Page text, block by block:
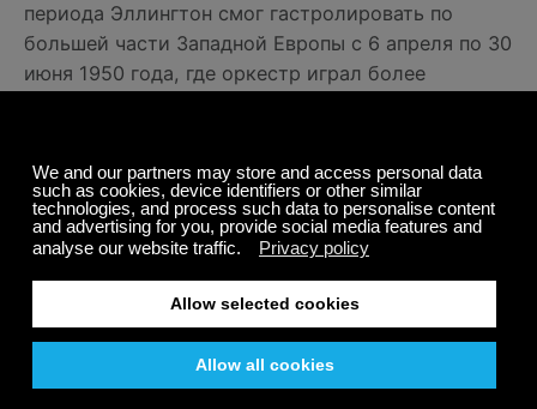
периода Эллингтон смог гастролировать по
большей части Западной Европы с 6 апреля по 30
июня 1950 года, где оркестр играл более
озвучиванием саундтреков к фильмам, некоторые
из их работ включают «Анатомию убийства» и
«Парижский блюз».
В начале 1960-х годов Эллингтон записывался с
артистами, которые в прошлом были его
соперниками, и более молодыми музыкантами,
сосредоточившимися на разных стилях. Дюк
создавал потрясающую джазовую музыку с